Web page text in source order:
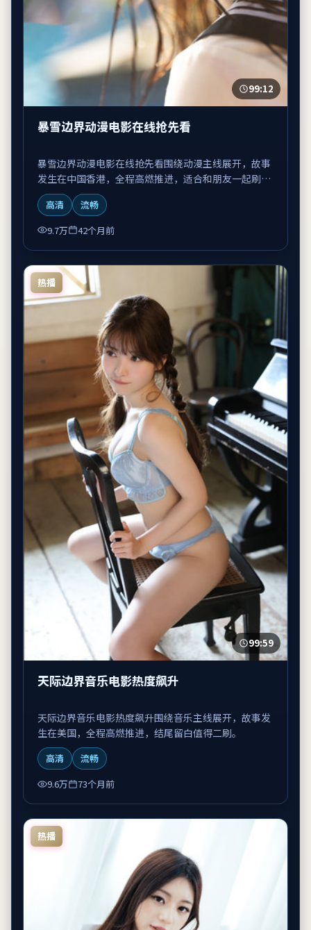
99:12
暴雪边界动漫电影在线抢先看
暴雪边界动漫电影在线抢先看围绕动漫主线展开，故事
发生在中国香港，全程高燃推进，适合和朋友一起刷
完。
高清
流畅
9.7万
42个月前
热播
99:59
天际边界音乐电影热度飙升
天际边界音乐电影热度飙升围绕音乐主线展开，故事发
生在美国，全程高燃推进，结尾留白值得二刷。
高清
流畅
9.6万
73个月前
热播